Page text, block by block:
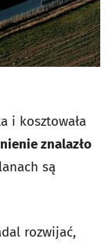
i kosztowała
znalazło
są
rozwijać,